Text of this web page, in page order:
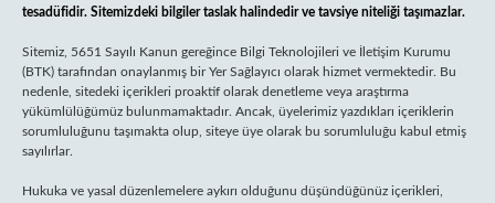
tesadüfidir. Sitemizdeki bilgiler taslak halindedir ve tavsiye niteliği taşımazlar.
Sitemiz, 5651 Sayılı Kanun gereğince Bilgi Teknolojileri ve İletişim Kurumu
(BTK) tarafından onaylanmış bir Yer Sağlayıcı olarak hizmet vermektedir. Bu
nedenle, sitedeki içerikleri proaktif olarak denetleme veya araştırma
yükümlülüğümüz bulunmamaktadır. Ancak, üyelerimiz yazdıkları içeriklerin
sorumluluğunu taşımakta olup, siteye üye olarak bu sorumluluğu kabul etmiş
sayılırlar.
Hukuka ve yasal düzenlemelere aykırı olduğunu düşündüğünüz içerikleri,